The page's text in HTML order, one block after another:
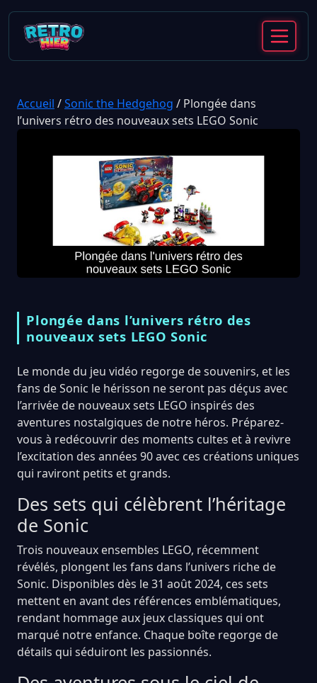
Accueil /Sonic the Hedgehog / Plongée dans
l’univers rétro des nouveaux sets LEGO Sonic
Plongée dans l’univers rétro des
nouveaux sets LEGO Sonic
Le monde du jeu vidéo regorge de souvenirs, et les
fans de Sonic le hérisson ne seront pas déçus avec
l’arrivée de nouveaux sets LEGO inspirés des
aventures nostalgiques de notre héros. Préparez-
vous à redécouvrir des moments cultes et à revivre
l’excitation des années 90 avec ces créations uniques
qui raviront petits et grands.
Des sets qui célèbrent l’héritage
de Sonic
Trois nouveaux ensembles LEGO, récemment
révélés, plongent les fans dans l’univers riche de
Sonic. Disponibles dès le 31 août 2024, ces sets
mettent en avant des références emblématiques,
rendant hommage aux jeux classiques qui ont
marqué notre enfance. Chaque boîte regorge de
détails qui séduiront les passionnés.